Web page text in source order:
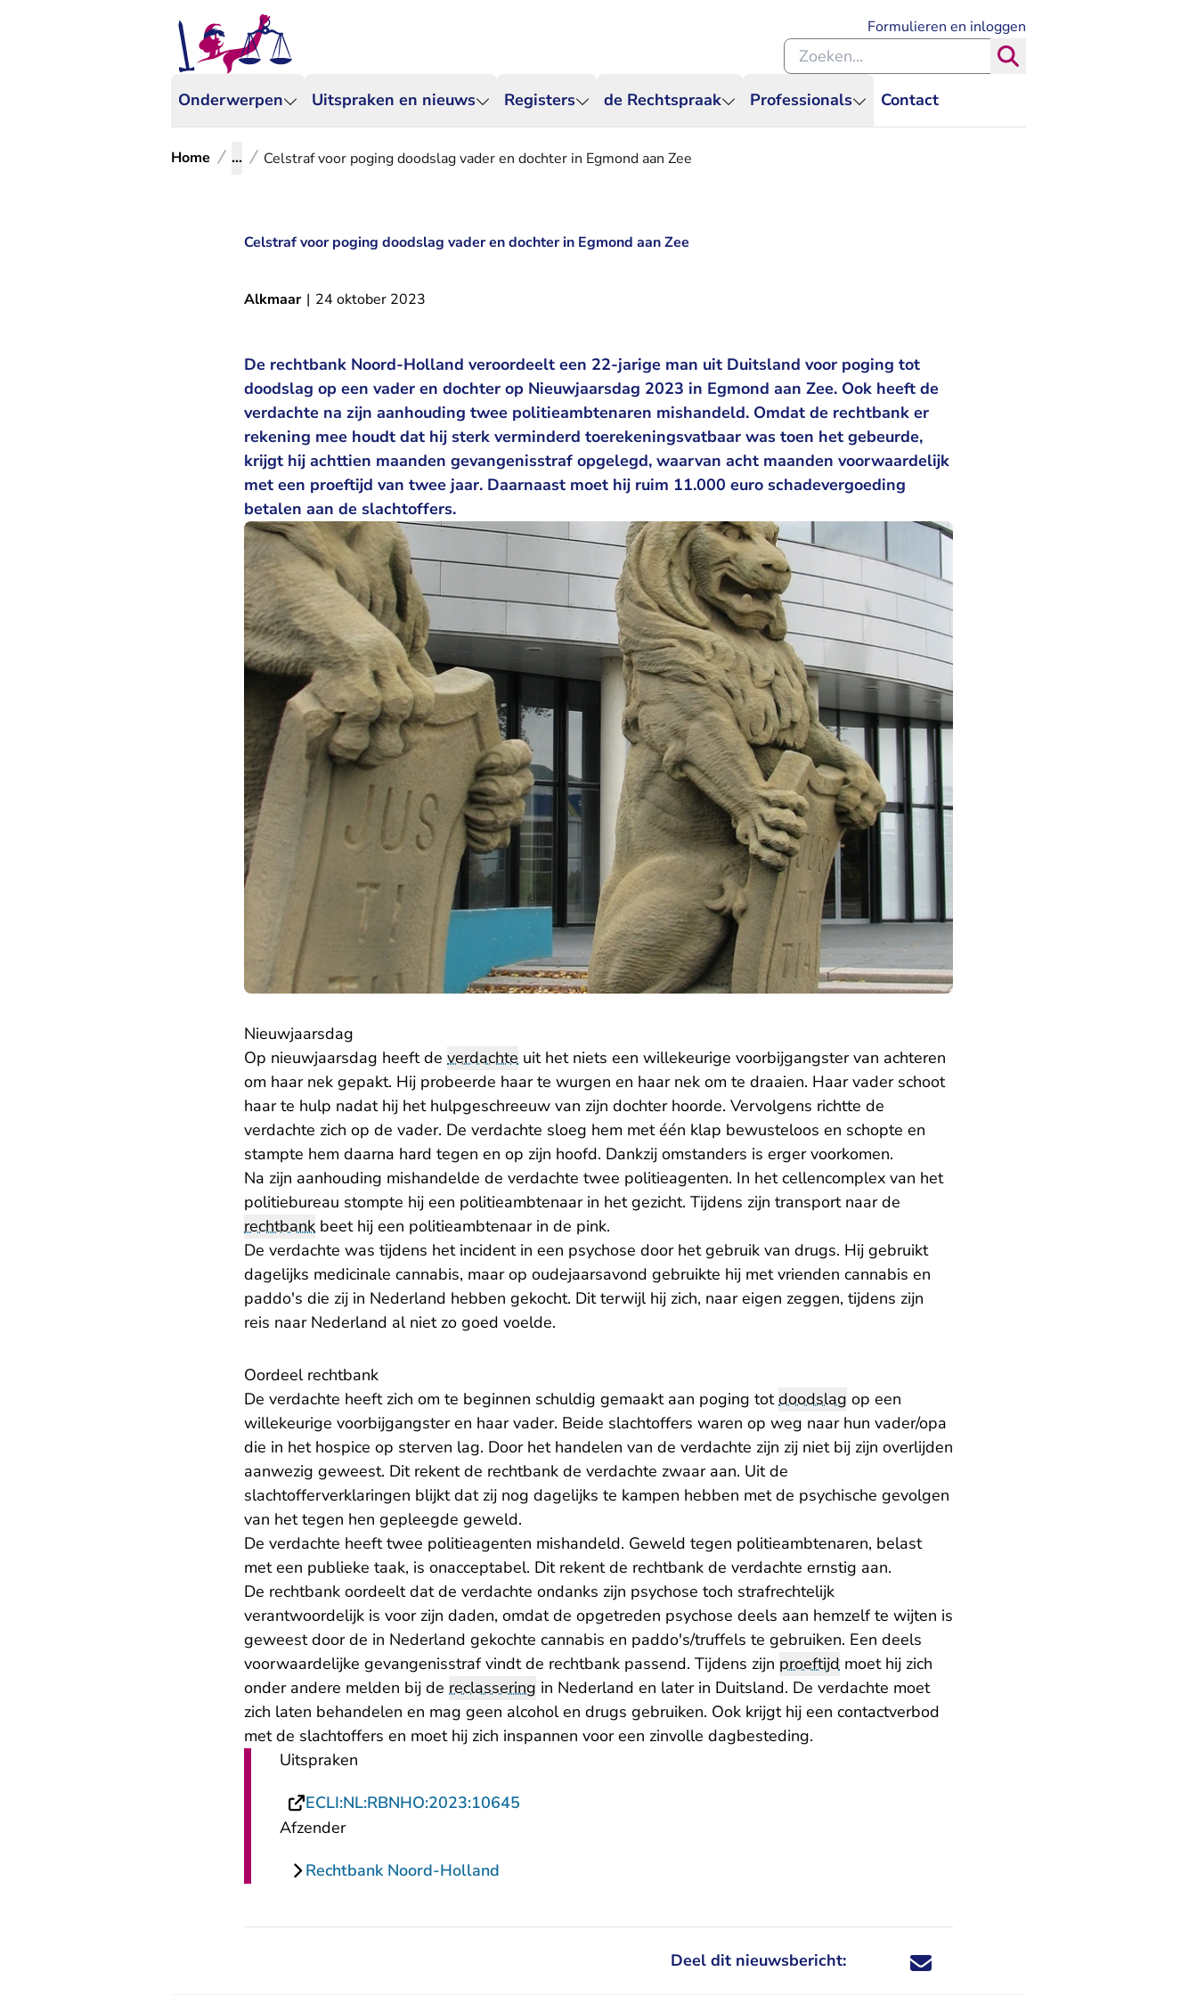
Onderwerpen Uitspraken en nieuws Registers de Rechtspraak Professionals Contact
Formulieren en inloggen
Zoeken binnen de Rechtspraak
Home ... Celstraf voor poging doodslag vader en dochter in Egmond aan Zee
Celstraf voor poging doodslag vader en dochter in Egmond aan Zee
Alkmaar | 24 oktober 2023
De rechtbank Noord-Holland veroordeelt een 22-jarige man uit Duitsland voor poging tot
doodslag op een vader en dochter op Nieuwjaarsdag 2023 in Egmond aan Zee. Ook heeft de
verdachte na zijn aanhouding twee politieambtenaren mishandeld. Omdat de rechtbank er
rekening mee houdt dat hij sterk verminderd toerekeningsvatbaar was toen het gebeurde,
krijgt hij achttien maanden gevangenisstraf opgelegd, waarvan acht maanden voorwaardelijk
met een proeftijd van twee jaar. Daarnaast moet hij ruim 11.000 euro schadevergoeding
betalen aan de slachtoffers.
Nieuwjaarsdag
Op nieuwjaarsdag heeft de verdachte uit het niets een willekeurige voorbijgangster van achteren
om haar nek gepakt. Hij probeerde haar te wurgen en haar nek om te draaien. Haar vader schoot
haar te hulp nadat hij het hulpgeschreeuw van zijn dochter hoorde. Vervolgens richtte de
verdachte zich op de vader. De verdachte sloeg hem met één klap bewusteloos en schopte en
stampte hem daarna hard tegen en op zijn hoofd. Dankzij omstanders is erger voorkomen.
Na zijn aanhouding mishandelde de verdachte twee politieagenten. In het cellencomplex van het
politiebureau stompte hij een politieambtenaar in het gezicht. Tijdens zijn transport naar de
rechtbank beet hij een politieambtenaar in de pink.
De verdachte was tijdens het incident in een psychose door het gebruik van drugs. Hij gebruikt
dagelijks medicinale cannabis, maar op oudejaarsavond gebruikte hij met vrienden cannabis en
paddo's die zij in Nederland hebben gekocht. Dit terwijl hij zich, naar eigen zeggen, tijdens zijn
reis naar Nederland al niet zo goed voelde.
Oordeel rechtbank
De verdachte heeft zich om te beginnen schuldig gemaakt aan poging totdoodslag op een
willekeurige voorbijgangster en haar vader. Beide slachtoffers waren op weg naar hun vader/opa
die in het hospice op sterven lag. Door het handelen van de verdachte zijn zij niet bij zijn overlijden
aanwezig geweest. Dit rekent de rechtbank de verdachte zwaar aan. Uit de
slachtofferverklaringen blijkt dat zij nog dagelijks te kampen hebben met de psychische gevolgen
van het tegen hen gepleegde geweld.
De verdachte heeft twee politieagenten mishandeld. Geweld tegen politieambtenaren, belast
met een publieke taak, is onacceptabel. Dit rekent de rechtbank de verdachte ernstig aan.
De rechtbank oordeelt dat de verdachte ondanks zijn psychose toch strafrechtelijk
verantwoordelijk is voor zijn daden, omdat de opgetreden psychose deels aan hemzelf te wijten is
geweest door de in Nederland gekochte cannabis en paddo's/truffels te gebruiken. Een deels
voorwaardelijke gevangenisstraf vindt de rechtbank passend. Tijdens zijn proeftijd moet hij zich
onder andere melden bij de reclassering in Nederland en later in Duitsland. De verdachte moet
zich laten behandelen en mag geen alcohol en drugs gebruiken. Ook krijgt hij een contactverbod
met de slachtoffers en moet hij zich inspannen voor een zinvolle dagbesteding.
Uitspraken
ECLI:NL:RBNHO:2023:10645
Afzender
Rechtbank Noord-Holland
Deel dit nieuwsbericht: Deel dit nieuwsbericht via X - U verlaat
Deel dit nieuwsbericht via Facebook - U
Deel dit nieuwsbericht via e-mail
Deel dit nieuwsbericht via LinkedIn - U